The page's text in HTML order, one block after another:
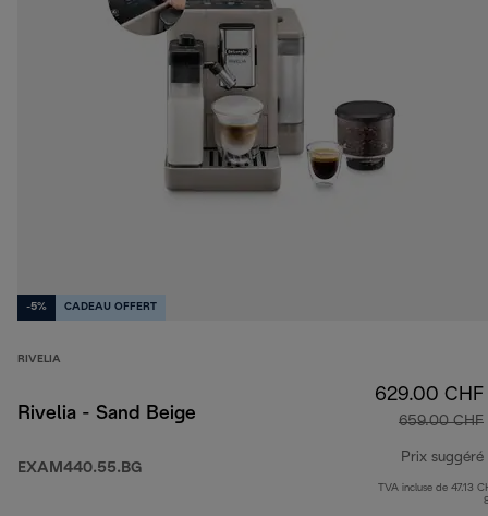
-5% CADEAU OFFERT
RIVELIA
Rivelia - Sand Beige
EXAM440.55.BG
629.00 CHF
659.00 CHF
Prix suggéré
TVA incluse de 47.13